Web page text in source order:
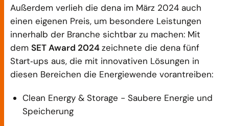
Außerdem verlieh die dena im März 2024 auch
einen eigenen Preis, um besondere Leistungen
innerhalb der Branche sichtbar zu machen: Mit
dem SET Award 2024zeichnete die dena fünf
Start‑ups aus, die mit innovativen Lösungen in
diesen Bereichen die Energiewende vorantreiben:
Clean Energy & Storage - Saubere Energie und
Speicherung